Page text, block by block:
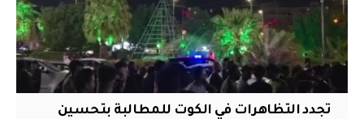
تجدد التظاهرات في الكوت للمطالبة بتحسين